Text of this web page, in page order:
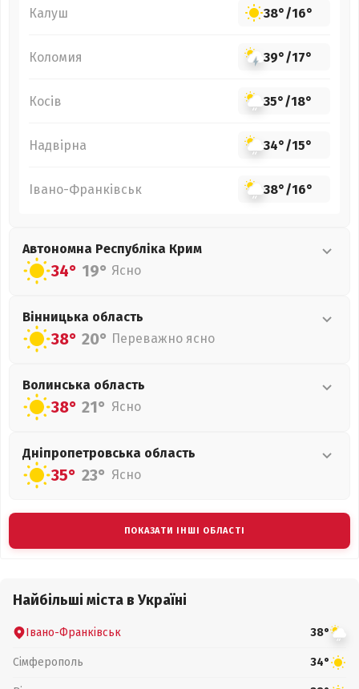
Калуш 38°/16°
Коломия 39°/17°
Косів 35°/18°
Надвірна 34°/15°
Івано-Франківськ 38°/16°
Автономна Республіка Крим
34° 19° Ясно
Вінницька область
38° 20° Переважно ясно
Волинська область
38° 21° Ясно
Дніпропетровська область
35° 23° Ясно
ПОКАЗАТИ ІНШІ ОБЛАСТІ
Найбільші міста в Україні
Івано-Франківськ 38°
Сімферополь 34°